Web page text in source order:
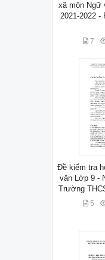
xã môn Ngữ
2021-2022 -
7
Đề kiểm tra
văn Lớp 9 -
Trường
5